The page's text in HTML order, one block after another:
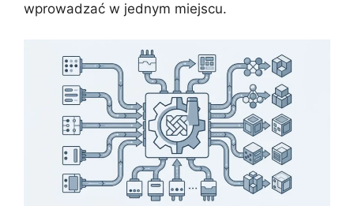
wprowadzać w jednym miejscu.